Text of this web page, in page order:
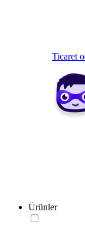
Ticaret
Ürünler